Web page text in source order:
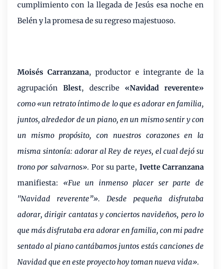
cumplimiento con la llegada de Jesús esa noche en
Belén y la promesa de su regreso majestuoso.
Moisés Carranzana, productor e integrante de la
agrupación Blest, describe «Navidad reverente»
como «un retrato íntimo de lo que es adorar en familia,
juntos, alrededor de un piano, en un mismo sentir y con
un mismo propósito, con nuestros corazones en la
misma sintonía: adorar al Rey de reyes, el cual dejó su
trono por salvarnos». Por su parte, Ivette Carranzana
manifiesta: «Fue un inmenso placer ser parte de
"Navidad reverente”». Desde pequeña disfrutaba
adorar, dirigir cantatas y conciertos navideños, pero lo
que más disfrutaba era adorar en familia, con mi padre
sentado al piano cantábamos juntos estás canciones de
Navidad que en este proyecto hoy toman nueva vida».